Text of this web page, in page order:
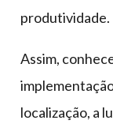
produtividade.
Assim,
localização, a